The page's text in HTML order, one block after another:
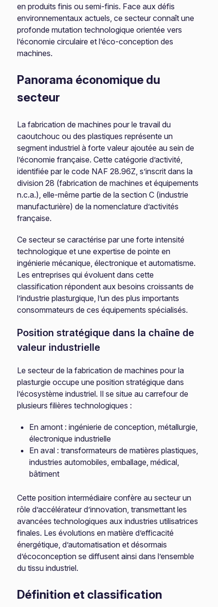
en produits finis ou semi-finis. Face aux défis
environnementaux actuels, ce secteur connaît une
profonde mutation technologique orientée vers
l’économie circulaire et l’éco-conception des
machines.
Panorama économique du
secteur
La fabrication de machines pour le travail du
caoutchouc ou des plastiques représente un
segment industriel à forte valeur ajoutée au sein de
l’économie française. Cette catégorie d’activité,
identifiée par le code NAF 28.96Z, s’inscrit dans la
division 28 (fabrication de machines et équipements
n.c.a.), elle-même partie de la section C (industrie
manufacturière) de la nomenclature d’activités
française.
Ce secteur se caractérise par une forte intensité
technologique et une expertise de pointe en
ingénierie mécanique, électronique et automatisme.
Les entreprises qui évoluent dans cette
classification répondent aux besoins croissants de
l’industrie plasturgique, l’un des plus importants
consommateurs de ces équipements spécialisés.
Position stratégique dans la chaîne de
valeur industrielle
Le secteur de la fabrication de machines pour la
plasturgie occupe une position stratégique dans
l’écosystème industriel. Il se situe au carrefour de
plusieurs filières technologiques :
En amont : ingénierie de conception, métallurgie,
électronique industrielle
En aval : transformateurs de matières plastiques,
industries automobiles, emballage, médical,
bâtiment
Cette position intermédiaire confère au secteur un
rôle d’accélérateur d’innovation, transmettant les
avancées technologiques aux industries utilisatrices
finales. Les évolutions en matière d’efficacité
énergétique, d’automatisation et désormais
d’écoconception se diffusent ainsi dans l’ensemble
du tissu industriel.
Définition et classification